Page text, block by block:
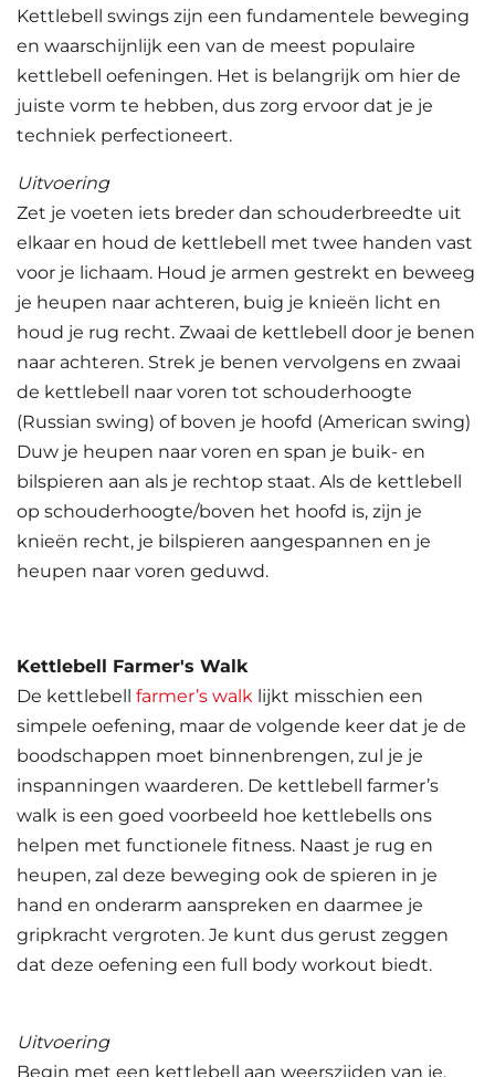
Kettlebell swings zijn een fundamentele beweging
en waarschijnlijk een van de meest populaire
kettlebell oefeningen. Het is belangrijk om hier de
juiste vorm te hebben, dus zorg ervoor dat je je
techniek perfectioneert.
Uitvoering
Zet je voeten iets breder dan schouderbreedte uit
elkaar en houd de kettlebell met twee handen vast
voor je lichaam. Houd je armen gestrekt en beweeg
je heupen naar achteren, buig je knieën licht en
houd je rug recht. Zwaai de kettlebell door je benen
naar achteren. Strek je benen vervolgens en zwaai
de kettlebell naar voren tot schouderhoogte
(Russian swing) of boven je hoofd (American swing)
Duw je heupen naar voren en span je buik- en
bilspieren aan als je rechtop staat. Als de kettlebell
op schouderhoogte/boven het hoofd is, zijn je
knieën recht, je bilspieren aangespannen en je
heupen naar voren geduwd.
Kettlebell Farmer's Walk
De kettlebell farmer’s walk lijkt misschien een
simpele oefening, maar de volgende keer dat je de
boodschappen moet binnenbrengen, zul je je
inspanningen waarderen. De kettlebell farmer’s
walk is een goed voorbeeld hoe kettlebells ons
helpen met functionele fitness. Naast je rug en
heupen, zal deze beweging ook de spieren in je
hand en onderarm aanspreken en daarmee je
gripkracht vergroten. Je kunt dus gerust zeggen
dat deze oefening een full body workout biedt.
Uitvoering
Begin met een kettlebell aan weerszijden van je.